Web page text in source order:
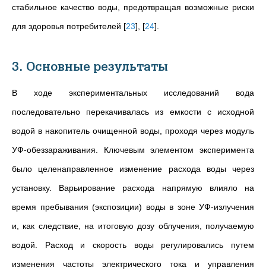
стабильное качество воды, предотвращая возможные риски
для здоровья потребителей [23] [24]
3. Основные результаты
В ходе экспериментальных исследований вода
последовательно перекачивалась из емкости с исходной
водой в накопитель очищенной воды, проходя через модуль
УФ-обеззараживания. Ключевым элементом эксперимента
было целенаправленное изменение расхода воды через
установку. Варьирование расхода напрямую влияло на
время пребывания (экспозиции) воды в зоне УФ-излучения
и, как следствие, на итоговую дозу облучения, получаемую
водой. Расход и скорость воды регулировались путем
изменения частоты электрического тока и управления